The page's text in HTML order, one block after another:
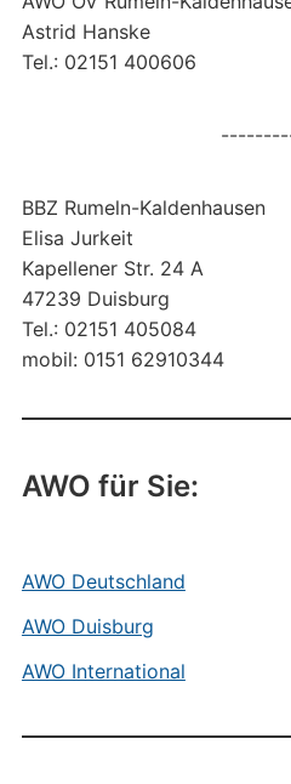
Astrid Hanske
Tel.: 02151 400606
BBZ Rumeln-Kaldenhausen
Elisa Jurkeit
Kapellener Str. 24 A
47239 Duisburg
Tel.: 02151 405084
mobil: 0151 62910344
AWO für Sie:
AWO Deutschland
AWO Duisburg
AWO International